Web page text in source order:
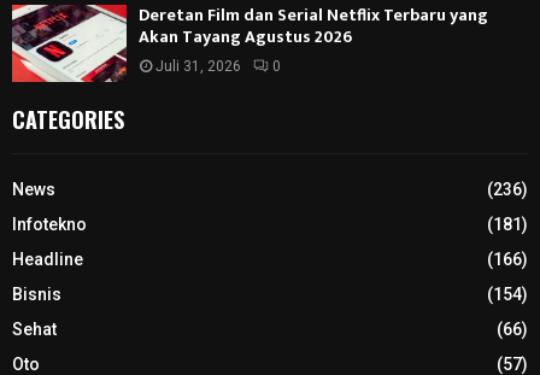
Deretan Film dan Serial Netflix Terbaru yang
Akan Tayang Agustus 2026
Juli 31, 2026 0
CATEGORIES
News
(236)
Infotekno
(181)
Headline
(166)
Bisnis
(154)
Sehat
(66)
Oto
(57)